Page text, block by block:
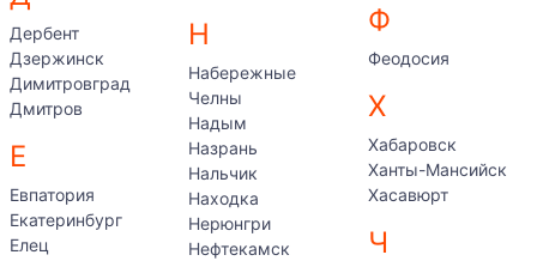
Дербент
Дзержинск
Димитровград
Дмитров
Е
Евпатория
Екатеринбург
Елец
Н
Набережные
Челны
Надым
Назрань
Нальчик
Находка
Нерюнгри
Нефтекамск
Ф
Феодосия
Х
Хабаровск
Ханты-Мансийск
Хасавюрт
Ч